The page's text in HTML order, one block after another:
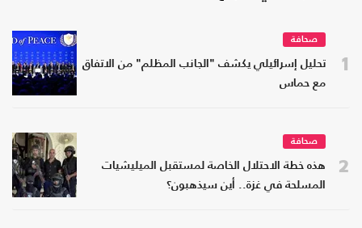
1
صحافة
تحليل إسرائيلي يكشف "الجانب المظلم" من الاتفاق
مع حماس
2
صحافة
هذه خطة الاحتلال الخاصة لمستقبل الميليشيات
المسلحة في غزة.. أين سيذهبون؟